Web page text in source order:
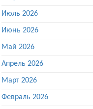
Июль 2026
Июнь 2026
Май 2026
Апрель 2026
Март 2026
Февраль 2026